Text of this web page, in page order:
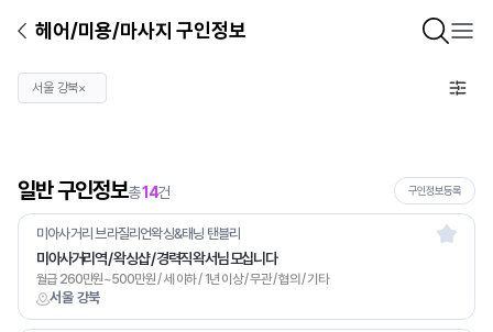
헤어/미용/마사지 구인정보
서울 강북×
일반 구인정보총14건 구인정보등록
서울 강북
미아사거리 브라질리언왁싱&태닝 탠블리
미아사거리역 / 왁싱샵 / 경력직 왁서님 모십니다
월급 260만원~500만원 / 세 이하 / 1년 이상 / 무관 / 협의 / 기타